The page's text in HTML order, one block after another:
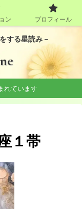
する星読み－
れています
１帯
ン プロフィール